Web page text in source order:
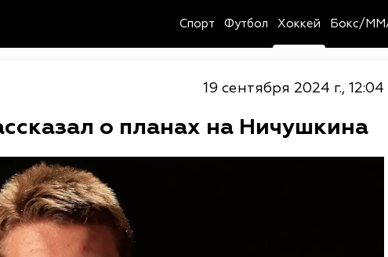
Спорт Футбол Хоккей Бокс/
19 сентября 2024 г., 12:04
о планах на Ничушкина